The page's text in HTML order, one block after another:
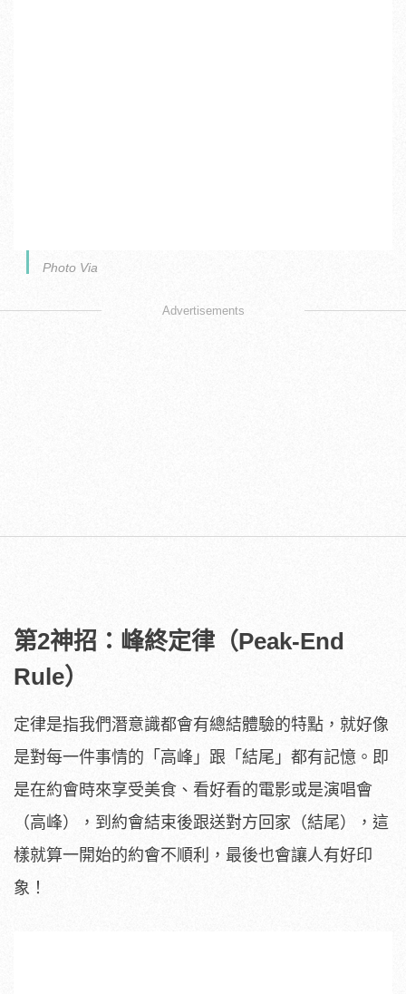
Photo Via
Advertisements
第2神招：峰終定律（Peak-End
Rule）
定律是指我們潛意識都會有總結體驗的特點，就好像
是對每一件事情的「高峰」跟「結尾」都有記憶。即
是在約會時來享受美食、看好看的電影或是演唱會
（高峰），到約會結束後跟送對方回家（結尾），這
樣就算一開始的約會不順利，最後也會讓人有好印
象！